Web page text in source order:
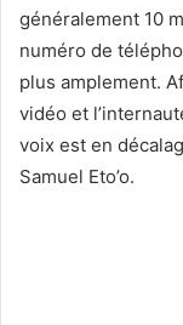
généralement 10
numéro de
plus amplement.
vidéo et
voix est en
Samuel Eto’o.